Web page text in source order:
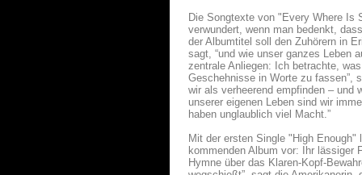
Die Songtexte von "Every Where Is
verwundert, wenn man bedenkt,
der Albumtitel soll den Zuhörern in
sagt, “und wie unser ganzes Leben
zentrale Anliegen: Ich betrachte,
Geschehnisse in Worte zu fassen”,
wir als verheerend empfinden – und
unserer eigenen Leben sind wir
haben unglaublich viel Macht.”
Mit der ersten Single "High
kommenden Album vor: Ihr lässiger
Hymne über das Klaren-Kopf-